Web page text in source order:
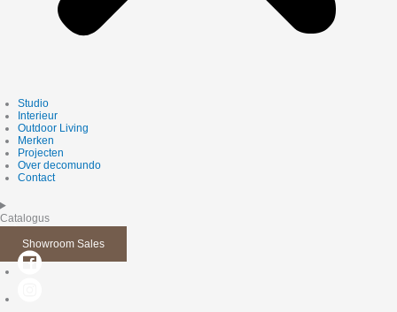
Studio
Interieur
Outdoor Living
Merken
Projecten
Over decomundo
Contact
Catalogus
Showroom Sales